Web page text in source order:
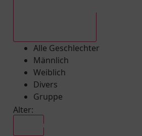
Alle Geschlechter
Männlich
Weiblich
Divers
Gruppe
Alter: